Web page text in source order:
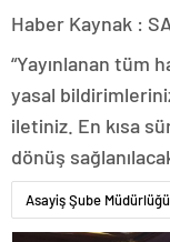
Haber Kaynak :
“Yayınlanan tüm
yasal
iletiniz. En kısa
dönüş
Asayiş Şube Müdürlüğü